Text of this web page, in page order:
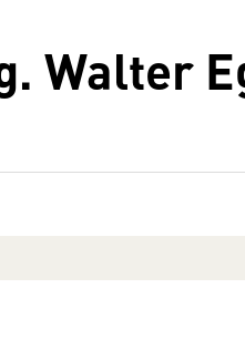
Walter